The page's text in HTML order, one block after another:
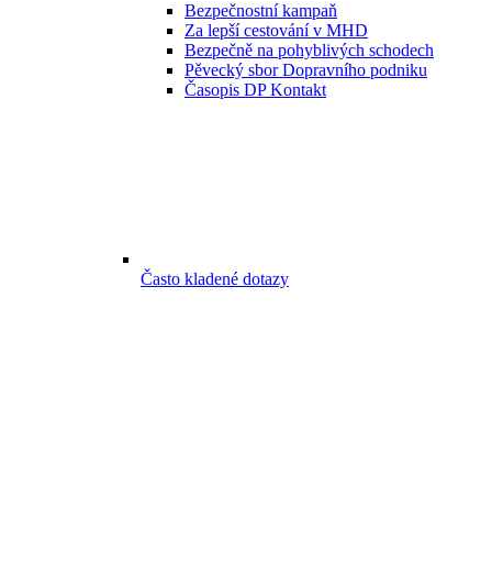
Bezpečnostní kampaň
Za lepší cestování v MHD
Bezpečně na pohyblivých schodech
Pěvecký sbor Dopravního podniku
Časopis DP Kontakt
Často kladené dotazy